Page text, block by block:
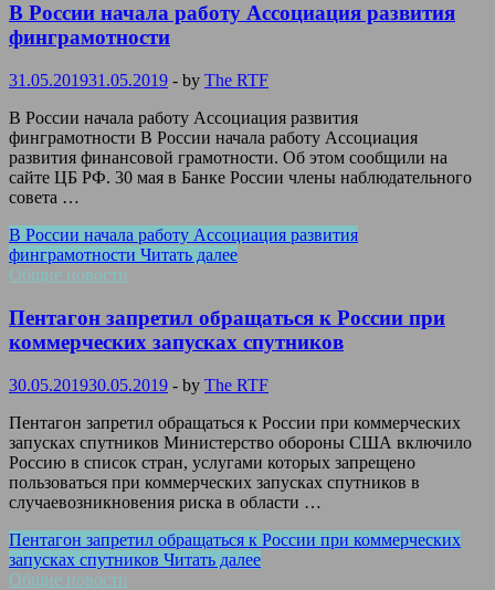
В России начала работу Ассоциация развития
финграмотности
31.05.201931.05.2019 - by The RTF
В России начала работу Ассоциация развития
финграмотности В России начала работу Ассоциация
развития финансовой грамотности. Об этом сообщили на
сайте ЦБ РФ. 30 мая в Банке России члены наблюдательного
совета …
В России начала работу Ассоциация развития
финграмотности Читать далее
Общие новости
Пентагон запретил обращаться к России при
коммерческих запусках спутников
30.05.201930.05.2019 - by The RTF
Пентагон запретил обращаться к России при коммерческих
запусках спутников Министерство обороны США включило
Россию в список стран, услугами которых запрещено
пользоваться при коммерческих запусках спутников в
случаевозникновения риска в области …
Пентагон запретил обращаться к России при коммерческих
запусках спутников Читать далее
Общие новости